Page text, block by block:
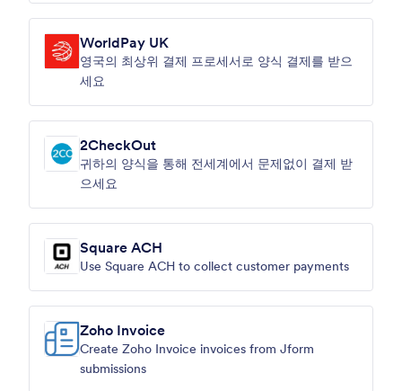
WorldPay UK
영국의 최상위 결제 프로세서로 양식 결제를 받으
세요
2CheckOut
귀하의 양식을 통해 전세계에서 문제없이 결제 받
으세요
Square ACH
Use Square ACH to collect customer payments
Zoho Invoice
Create Zoho Invoice invoices from Jform
submissions